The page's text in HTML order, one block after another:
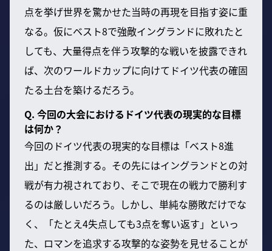
点を挙げ世界を驚かせた当時の再現を目指す姿に重
なる。仮にベスト8で強敵イングランドに敗れたと
しても、大量得点を伴う攻撃的な戦いを披露できれ
ば、次のワールドカップに向けてドイツ代表の確固
たる土台を築けるだろう。
Q. 今回の大会におけるドイツ代表の現実的な目標
は何か？
今回のドイツ代表の現実的な目標は「ベスト8進
出」だと推測する。その先にはイングランドとの対
戦が有力視されており、そこで現在の戦力で勝利す
るのは厳しいだろう。しかし、単純な勝敗だけでな
く、「たとえ4失点しても3点を奪い返す」といっ
た、ロマンを追求する攻撃的な姿勢を見せることが